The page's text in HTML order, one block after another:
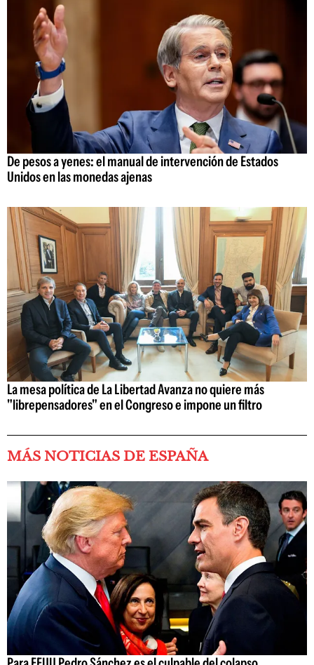
De pesos a yenes: el manual de intervención de Estados
Unidos en las monedas ajenas
La mesa política de La Libertad Avanza no quiere más
"librepensadores" en el Congreso e impone un filtro
MÁS NOTICIAS DE ESPAÑA